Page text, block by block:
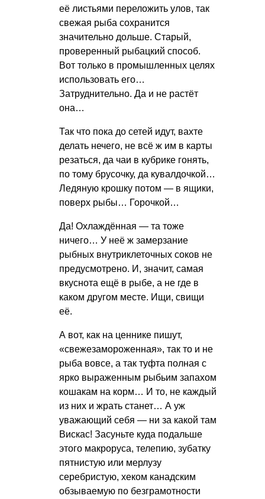
её листьями переложить улов, так
свежая рыба сохранится
значительно дольше. Старый,
проверенный рыбацкий способ.
Вот только в промышленных целях
использовать его…
Затруднительно. Да и не растёт
она…
Так что пока до сетей идут, вахте
делать нечего, не всё ж им в карты
резаться, да чаи в кубрике гонять,
по тому брусочку, да кувалдочкой…
Ледяную крошку потом — в ящики,
поверх рыбы… Горочкой…
Да! Охлаждённая — та тоже
ничего… У неё ж замерзание
рыбных внутриклеточных соков не
предусмотрено. И, значит, самая
вкуснота ещё в рыбе, а не где в
каком другом месте. Ищи, свищи
её.
А вот, как на ценнике пишут,
«свежезамороженная», так то и не
рыба вовсе, а так туфта полная с
ярко выраженным рыбьим запахом
кошакам на корм… И то, не каждый
из них и жрать станет… А уж
уважающий себя — ни за какой там
Вискас! Засуньте куда подальше
этого макроруса, телепию, зубатку
пятнистую или мерлузу
серебристую, хеком канадским
обзываемую по безграмотности